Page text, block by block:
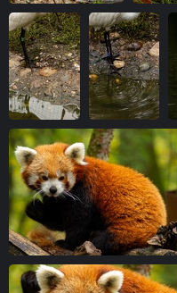
IMG 6966-1
vue 5183 fois
IMG 7016-1
vue 5676 fois
IMG 7021-1
vue 5169 fois
IMG 7071-1
vue 5557 fois